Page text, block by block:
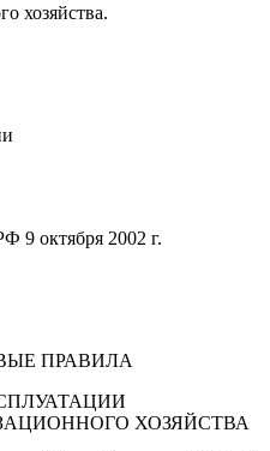
хозяйства.
Федерации
9 октября 2002 г.
ХОЗЯЙСТВА